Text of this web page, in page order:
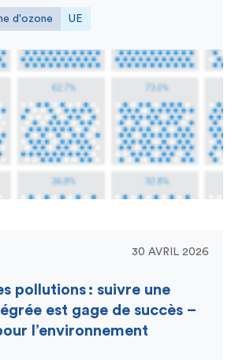
d'ozone UE
30 AVRIL 2026
pollutions : suivre une
est gage de succès –
l’environnement